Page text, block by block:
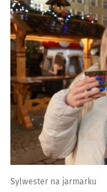
Sylwester na jarmarku